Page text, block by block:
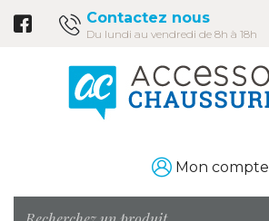
Contactez nous
Du lundi au vendredi de 8h à 18h
Mon compte